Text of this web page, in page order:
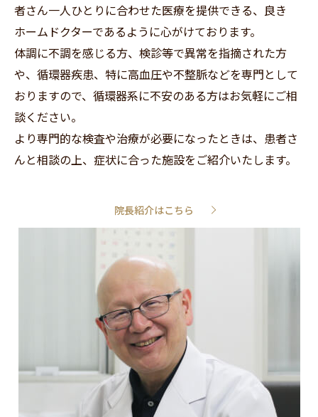
者さん一人ひとりに合わせた医療を提供できる、良き
ホームドクターであるように心がけております。
体調に不調を感じる方、検診等で異常を指摘された方
や、循環器疾患、特に高血圧や不整脈などを専門として
おりますので、循環器系に不安のある方はお気軽にご相
談ください。
より専門的な検査や治療が必要になったときは、患者さ
んと相談の上、症状に合った施設をご紹介いたします。
院長紹介はこちら